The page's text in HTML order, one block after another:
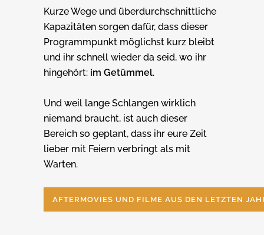
Kurze Wege und überdurchschnittliche
Kapazitäten sorgen dafür, dass dieser
Programmpunkt möglichst kurz bleibt
und ihr schnell wieder da seid, wo ihr
hingehört: im Getümmel.
Und weil lange Schlangen wirklich
niemand braucht, ist auch dieser
Bereich so geplant, dass ihr eure Zeit
lieber mit Feiern verbringt als mit
Warten.
AFTERMOVIES UND FILME AUS DEN LETZTEN